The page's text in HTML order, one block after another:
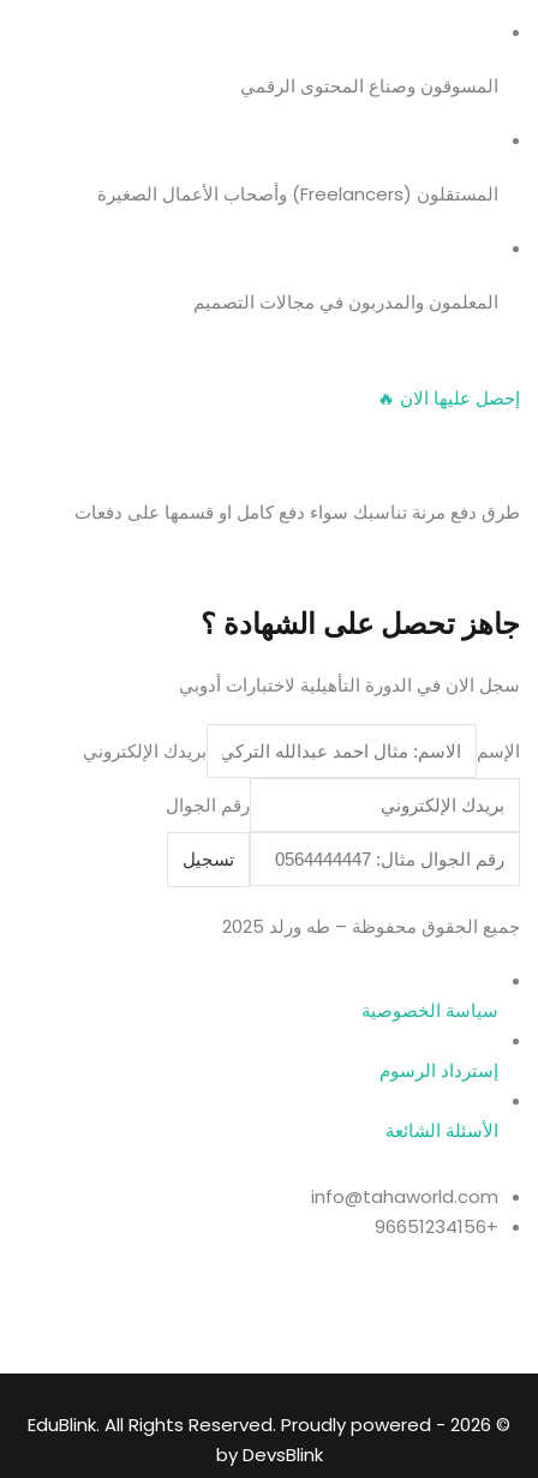
المسوقون وصناع المحتوى الرقمي
المستقلون (Freelancers) وأصحاب الأعمال الصغيرة
المعلمون والمدربون في مجالات التصميم
إحصل عليها الان 🔥
طرق دفع مرنة تناسبك سواء دفع كامل او قسمها على دفعات
جاهز تحصل على الشهادة ؟
سجل الان في الدورة التأهيلية لاختبارات أدوبي
الإسم بريدك الإلكتروني
رقم الجوال
تسجيل
جميع الحقوق محفوظة – طه ورلد 2025
سياسة الخصوصية
إسترداد الرسوم
الأسئلة الشائعة
info@tahaworld.com
+96651234156
© 2026 - EduBlink. All Rights Reserved. Proudly powered
byDevsBlink